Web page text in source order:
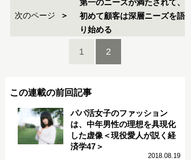
次のページ
第一のニーズが満たされて、
初めて顧客は深層ニーズを語
り始める
1 2
この連載の前回記事
パパ活女子のファッション
は、中年男性の理想を具現化
した虚像＜現役愛人が説く経
済学47＞
2018.08.19